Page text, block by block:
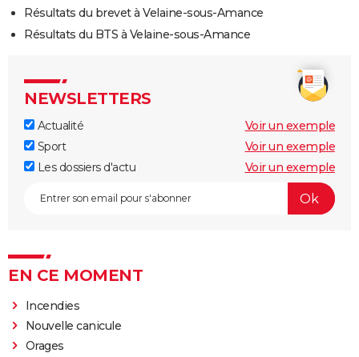
Résultats du brevet à Velaine-sous-Amance
Résultats du BTS à Velaine-sous-Amance
NEWSLETTERS
Actualité
Voir un exemple
Sport
Voir un exemple
Les dossiers d'actu
Voir un exemple
EN CE MOMENT
Incendies
Nouvelle canicule
Orages